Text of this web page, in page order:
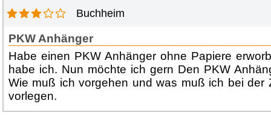
Buchheim
PKW Anhänger
Habe einen PKW Anhänger ohne Papiere
habe ich. Nun möchte ich gern Den PKW
Wie muß ich vorgehen und was muß ich bei der
vorlegen.